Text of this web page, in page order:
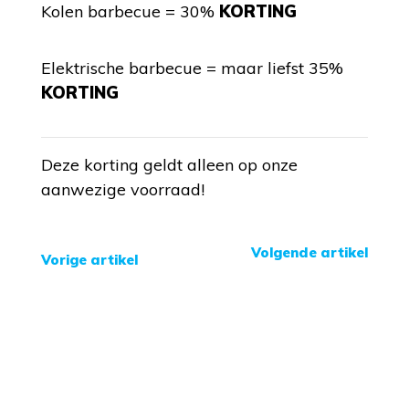
Kolen barbecue = 30% KORTING
Elektrische barbecue = maar liefst 35%
KORTING
Deze korting geldt alleen op onze
aanwezige voorraad!
Vorige artikel Volgende artikel